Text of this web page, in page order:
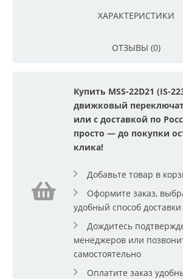
ХАРАКТЕРИСТИКИ
ОТЗЫВЫ (0)
Купить MSS-22D21 (IS-
движковый
или с доставкой по
просто — до покупки
клика!
Добавьте товар в
Оформите заказ,
удобный способ
Дождитесь
менеджеров или
самостоятельно
Оплатите заказ